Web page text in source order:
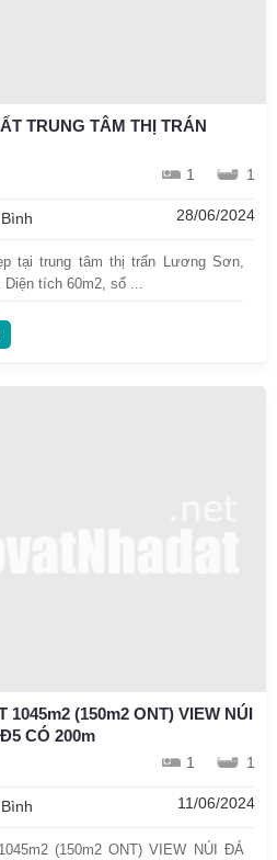
TRUNG TÂM THỊ TRÁN
1 1
28/06/2024
tại trung tâm thị trấn Lương Sơn,
tích 60m2, sổ ...
(150m2 ONT) VIEW NÚI
CÓ 200m
1 1
11/06/2024
(150m2 ONT) VIEW NÚI ĐÁ